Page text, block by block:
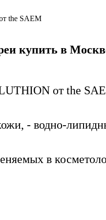
the SAEM
купить в
от the
- водно-
в